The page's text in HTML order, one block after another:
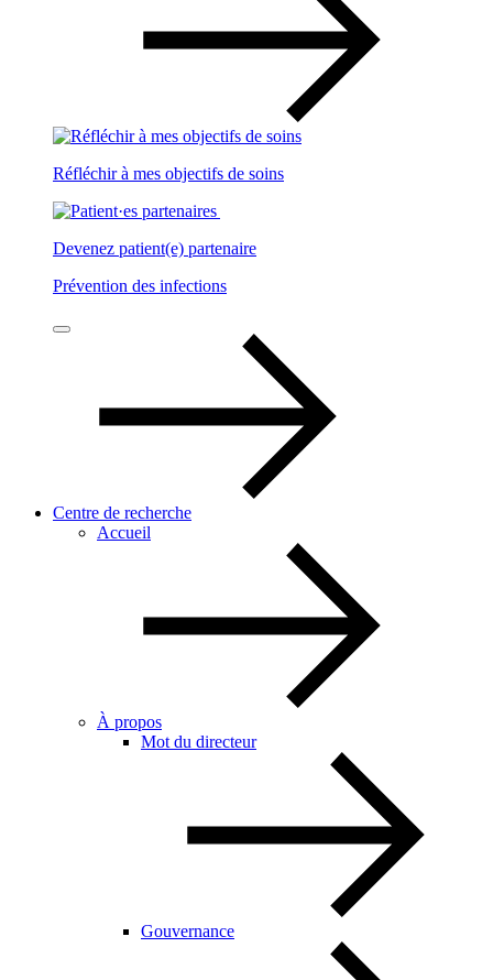
Réfléchir à mes objectifs de soins
Devenez patient(e) partenaire
Prévention des infections
Centre de recherche
Accueil
À propos
Mot du directeur
Gouvernance